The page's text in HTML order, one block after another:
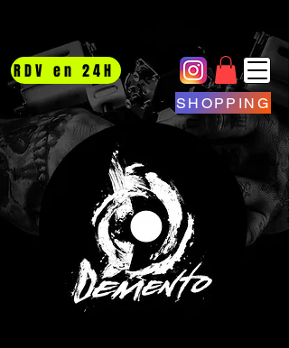
RDV en 24H
SHOPPING